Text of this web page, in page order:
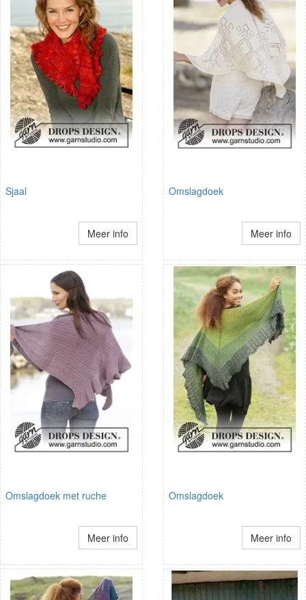
Sjaal
Meer info
Omslagdoek
Meer info
Omslagdoek met ruche
Meer info
Omslagdoek
Meer info